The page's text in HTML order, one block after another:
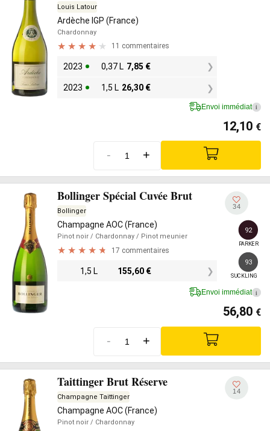
Louis Latour
Ardèche IGP (France)
Chardonnay
11 commentaires
2023 0,37 L 7,85 €
2023 1,5 L 26,30 €
Envoi immédiat i
12,10 €
- +
Bollinger Spécial Cuvée Brut
Bollinger
Champagne AOC (France)
Pinot noir / Chardonnay / Pinot meunier
17 commentaires
1,5 L 155,60 €
34
92
PARKER
93
SUCKLING
Envoi immédiat i
56,80 €
- +
Taittinger Brut Réserve
Champagne Taittinger
Champagne AOC (France)
Pinot noir / Chardonnay
14